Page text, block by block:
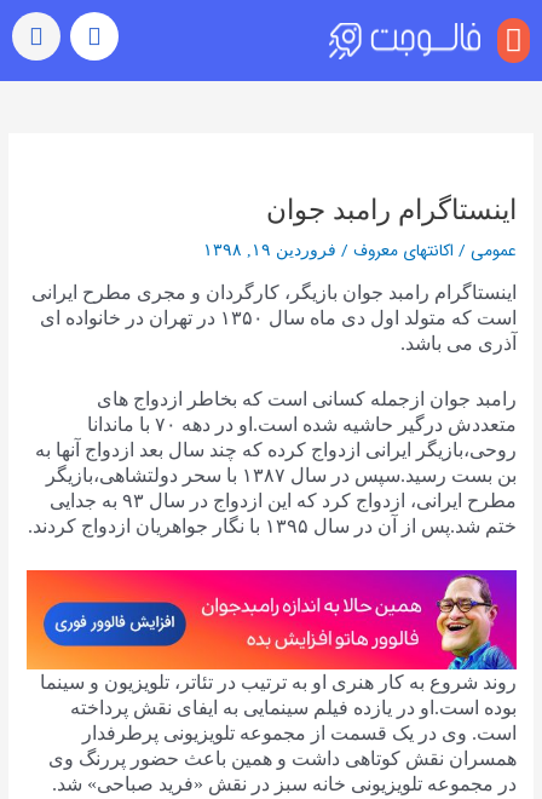
منو
اینستاگرام رامبد جوان
عمومی / اکانتهای معروف / فروردین ۱۹, ۱۳۹۸
اینستاگرام رامبد جوان بازیگر، کارگردان و مجری مطرح ایرانی
است که متولد اول دی ماه سال ۱۳۵۰ در تهران در خانواده ای
آذری می باشد.
رامبد جوان ازجمله کسانی است که بخاطر ازدواج های
متعددش درگیر حاشیه شده است.او در دهه ۷۰ با ماندانا
روحی،بازیگر ایرانی ازدواج کرده که چند سال بعد ازدواج آنها به
بن بست رسید.سپس در سال ۱۳۸۷ با سحر دولتشاهی،بازیگر
مطرح ایرانی، ازدواج کرد که این ازدواج در سال ۹۳ به جدایی
ختم شد.پس از آن در سال ۱۳۹۵ با نگار جواهریان ازدواج کردند.
روند شروع به کار هنری او به ترتیب در تئاتر، تلویزیون و سینما
بوده‌ است.او در یازده فیلم سینمایی به ایفای نقش پرداخته
است. وی در یک قسمت از مجموعه تلویزیونی پرطرفدار
همسران نقش کوتاهی داشت و همین باعث حضور پررنگ وی
در مجموعه تلویزیونی خانه سبز در نقش «فرید صباحی» شد.